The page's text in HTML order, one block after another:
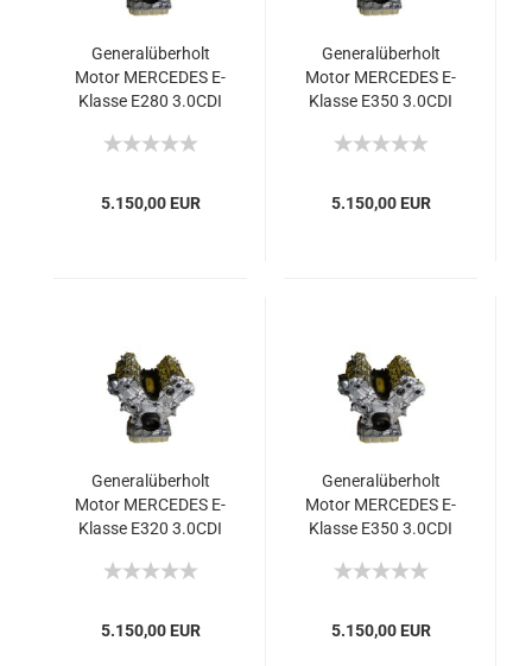
Generalüberholt
Motor MERCEDES E-
Klasse E280 3.0CDI
190PS Eur4
5.150,00 EUR
Generalüberholt
Motor MERCEDES E-
Klasse E350 3.0CDI
252PS Euro5
5.150,00 EUR
Generalüberholt
Motor MERCEDES E-
Klasse E320 3.0CDI
224PS Eur4
5.150,00 EUR
Generalüberholt
Motor MERCEDES E-
Klasse E350 3.0CDI
265PS Euro5
5.150,00 EUR